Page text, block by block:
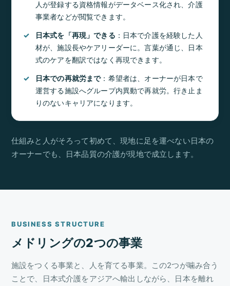
人が登録する資格情報がデータベース化され、介護
事業者などが閲覧できます。
日本式を「再現」できる ：日本で介護を経験した人
材が、施設長やケアリーダーに。言葉が通じ、日本
式のケアを翻訳ではなく再現できます。
日本での再就労まで：希望者は、オーナーが日本で
運営する施設へグループ内異動で再就労。行き止ま
りのないキャリアになります。
仕組みと人がそろって初めて、現地に足を運べない日本の
オーナーでも、日本品質の介護が現地で成立します。
BUSINESS STRUCTURE
メドリングの2つの事業
施設をつくる事業と、人を育てる事業。この2つが噛み合う
ことで、日本式介護をアジアへ輸出しながら、日本を離れ